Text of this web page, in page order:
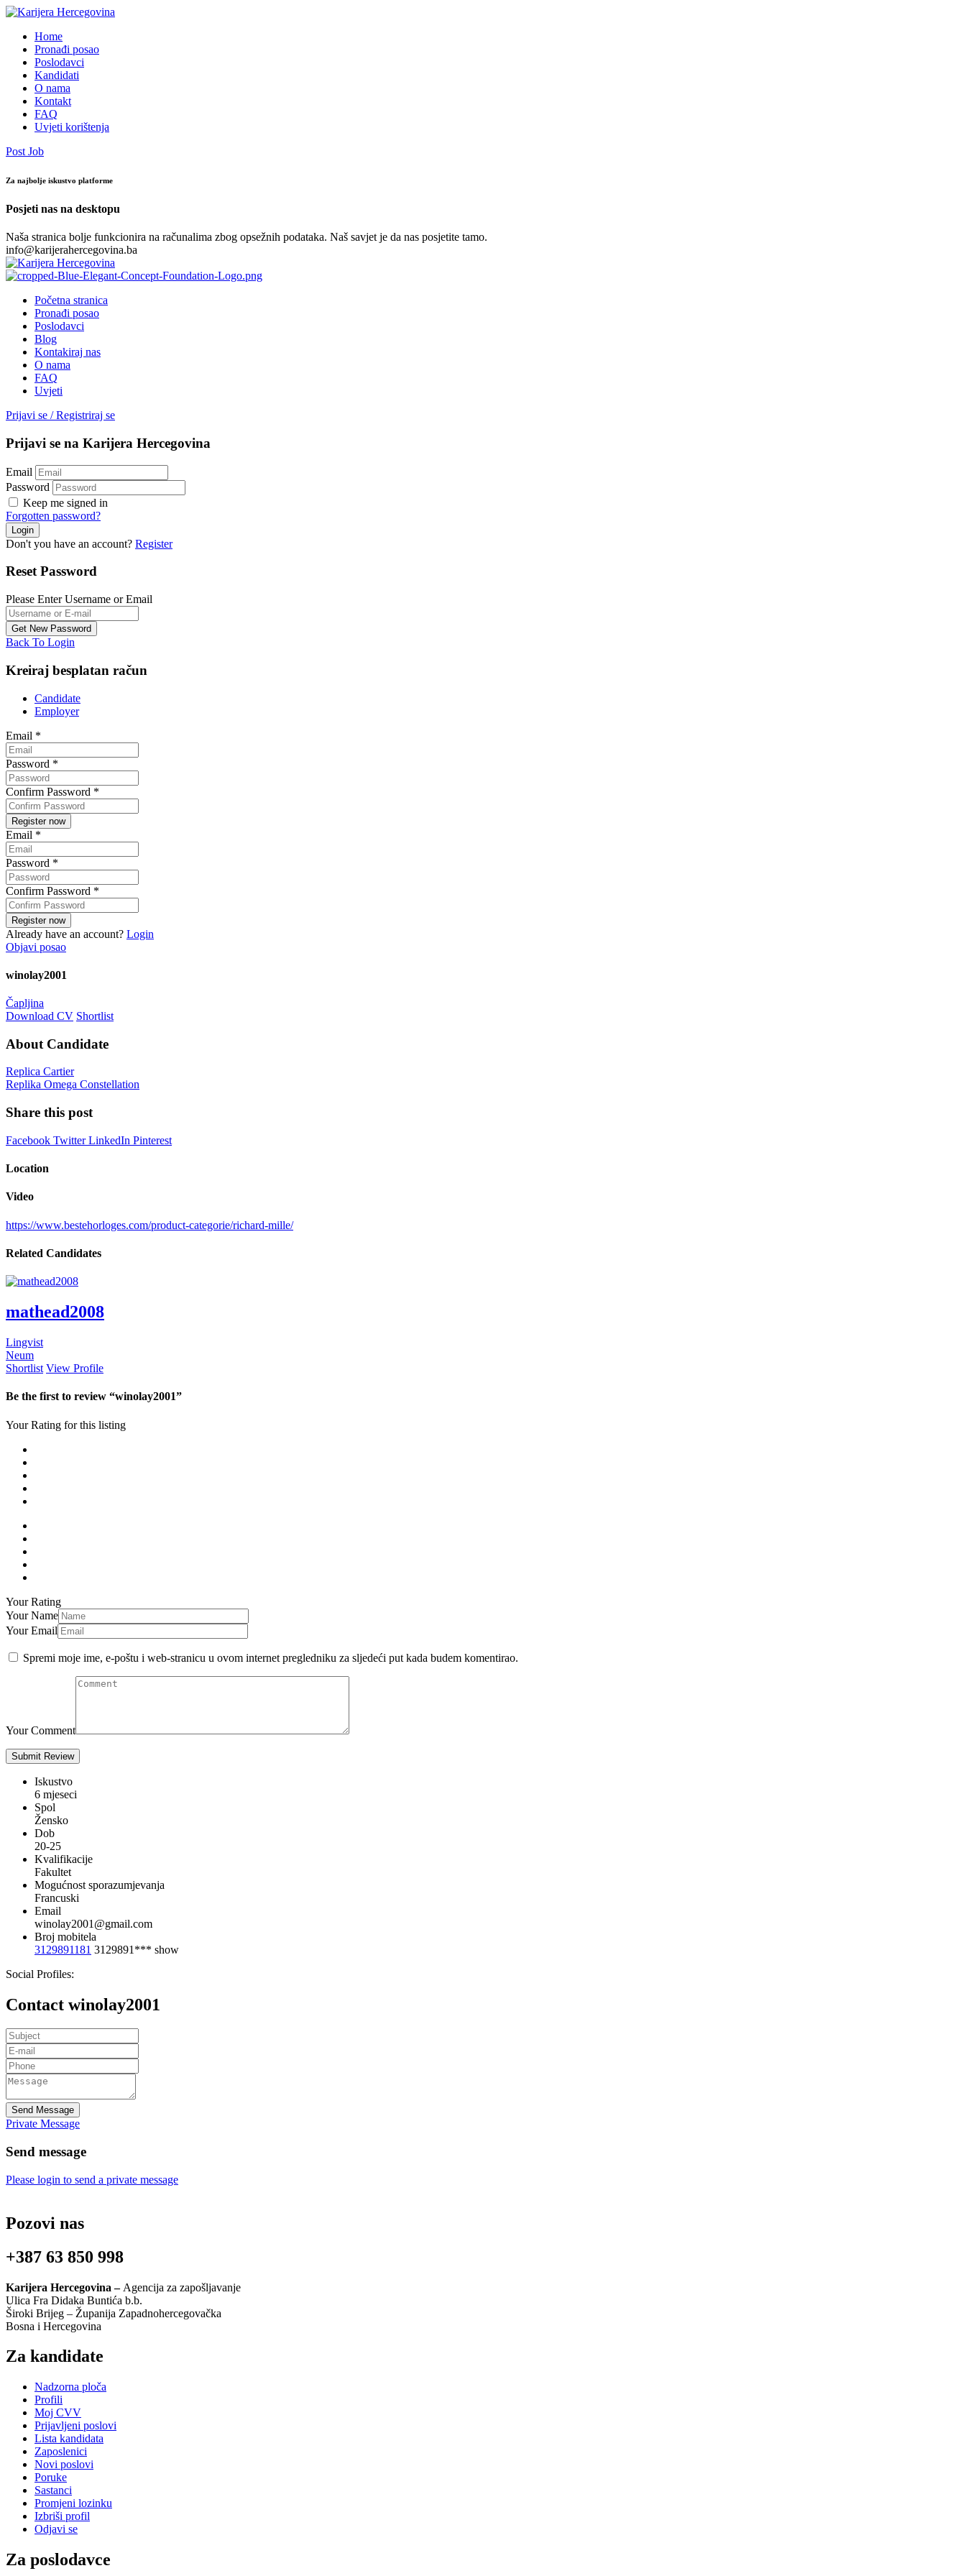
Home
Pronađi posao
Poslodavci
Kandidati
O nama
Kontakt
FAQ
Uvjeti korištenja
Post Job
Za najbolje iskustvo platforme
Posjeti nas na desktopu
Naša stranica bolje funkcionira na računalima zbog opsežnih podataka. Naš savjet je da nas posjetite tamo.
info@karijerahercegovina.ba
Početna stranica
Pronađi posao
Poslodavci
Blog
Kontakiraj nas
O nama
FAQ
Uvjeti
Prijavi se / Registriraj se
Prijavi se na Karijera Hercegovina
Email
Password
Keep me signed in
Forgotten password?
Don't you have an account? Register
Reset Password
Please Enter Username or Email
Back To Login
Kreiraj besplatan račun
Candidate
Employer
Email *
Password *
Confirm Password *
Email *
Password *
Confirm Password *
Already have an account? Login
Objavi posao
winolay2001
Čapljina
Download CV Shortlist
About Candidate
Replica Cartier
Replika Omega Constellation
Share this post
Facebook TwitterLinkedIn Pinterest
Location
Video
https://www.bestehorloges.com/product-categorie/richard-mille/
Related Candidates
mathead2008
Lingvist
Neum
Shortlist View Profile
Be the first to review “winolay2001”
Your Rating for this listing
Your Rating
Your Name
Your Email
Spremi moje ime, e-poštu i web-stranicu u ovom internet pregledniku za sljedeći put kada budem komentirao.
Your Comment
Iskustvo
6 mjeseci
Spol
Žensko
Dob
20-25
Kvalifikacije
Fakultet
Mogućnost sporazumjevanja
Francuski
Email
winolay2001@gmail.com
Broj mobitela
3129891181 3129891*** show
Social Profiles:
Contact winolay2001
Send Message
Private Message
Send message
Please login to send a private message
Pozovi nas
+387 63 850 998
Karijera Hercegovina – Agencija za zapošljavanje
Ulica Fra Didaka Buntića b.b.
Široki Brijeg – Županija Zapadnohercegovačka
Bosna i Hercegovina
Za kandidate
Nadzorna ploča
Profili
Moj CVV
Prijavljeni poslovi
Lista kandidata
Zaposlenici
Novi poslovi
Poruke
Sastanci
Promjeni lozinku
Izbriši profil
Odjavi se
Za poslodavce